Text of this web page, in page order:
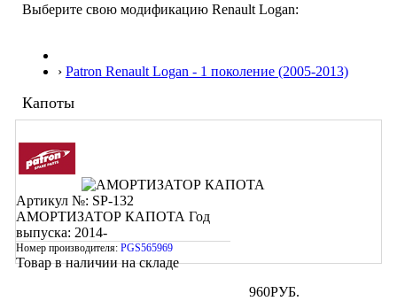
Выберите свою модификацию Renault Logan:
› Patron Renault Logan - 1 поколение (2005-2013)
Капоты
Артикул №: SP-132
АМОРТИЗАТОР КАПОТА Год
выпуска: 2014-
Номер производителя: PGS565969
Товар в наличии на складе
960РУБ.